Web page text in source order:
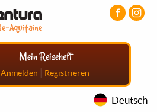
Mein Reiseheft
Anmelden | Registrieren
Deutsch